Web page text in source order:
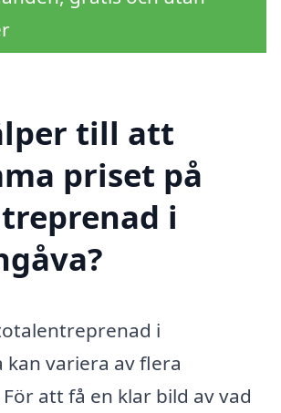
till att
priset på
i
i
variera av flera
att få en klar bild av vad